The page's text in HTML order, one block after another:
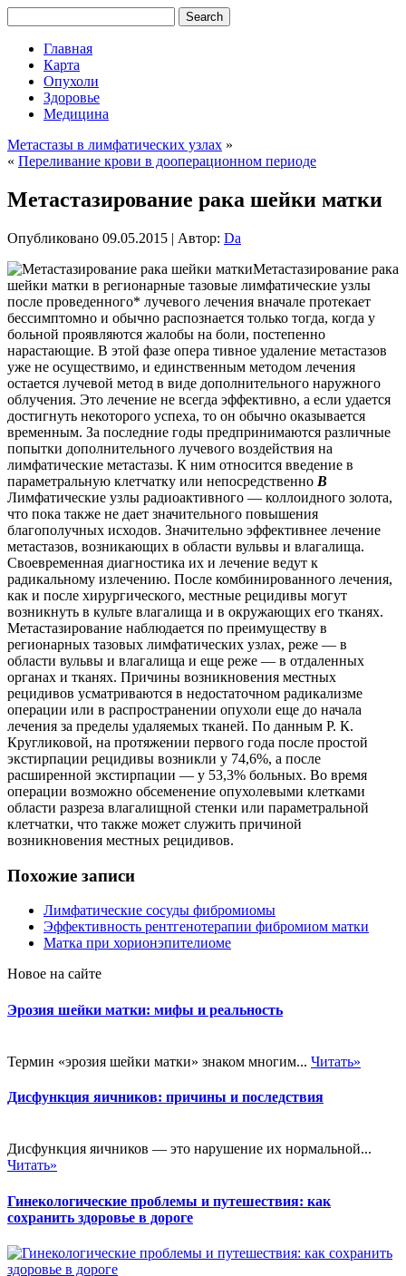
Главная
Карта
Опухоли
Здоровье
Медицина
Метастазы в лимфатических узлах »
« Переливание крови в дооперационном периоде
Метастазирование рака шейки матки
Опубликовано 09.05.2015 | Автор: Da
Метастазирование рака
шейки матки в регионарные тазовые лимфатические узлы
после проведенного* лучевого лечения вначале протекает
бессимптомно и обычно распознается только тогда, когда у
больной проявляются жалобы на боли, постепенно
нарастающие. В этой фазе опера тивное удаление метастазов
уже не осуществимо, и единственным методом лечения
остается лучевой метод в виде дополнительного наружного
облучения. Это лечение не всегда эффективно, а если удается
достигнуть некоторого успеха, то он обычно оказывается
временным. За последние годы предпринимаются различные
попытки дополнительного лучевого воздействия на
лимфатические метастазы. К ним относится введение в
параметральную клетчатку или непосредственно В
Лимфатические узлы радиоактивного — коллоидного золота,
что пока также не дает значительного повышения
благополучных исходов. Значительно эффективнее лечение
метастазов, возникающих в области вульвы и влагалища.
Своевременная диагностика их и лечение ведут к
радикальному излечению. После комбинированного лечения,
как и после хирургического, местные рецидивы могут
возникнуть в культе влагалища и в окружающих его тканях.
Метастазирование наблюдается по преимуществу в
регионарных тазовых лимфатических узлах, реже — в
области вульвы и влагалища и еще реже — в отдаленных
органах и тканях. Причины возникновения местных
рецидивов усматриваются в недостаточном радикализме
операции или в распространении опухоли еще до начала
лечения за пределы удаляемых тканей. По данным Р. К.
Кругликовой, на протяжении первого года после простой
экстирпации рецидивы возникли у 74,6%, а после
расширенной экстирпации — у 53,3% больных. Во время
операции возможно обсеменение опухолевыми клетками
области разреза влагалищной стенки или параметральной
клетчатки, что также может служить причиной
возникновения местных рецидивов.
Похожие записи
Лимфатические сосуды фибромиомы
Эффективность рентгенотерапии фибромиом матки
Матка при хорионэпителиоме
Новое на сайте
Эрозия шейки матки: мифы и реальность
Термин «эрозия шейки матки» знаком многим... Читать»
Дисфункция яичников: причины и последствия
Дисфункция яичников — это нарушение их нормальной...
Читать»
Гинекологические проблемы и путешествия: как
сохранить здоровье в дороге